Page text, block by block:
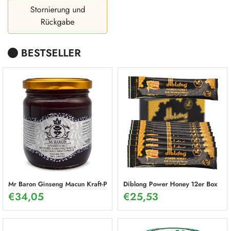
Stornierung und
Rückgabe
BESTSELLER
Mr Baron Ginseng Macun Kraft-Paste 240 g – Natürliches Potenzmittel
€34,05
Diblong Power Honey 12er Box
€25,53